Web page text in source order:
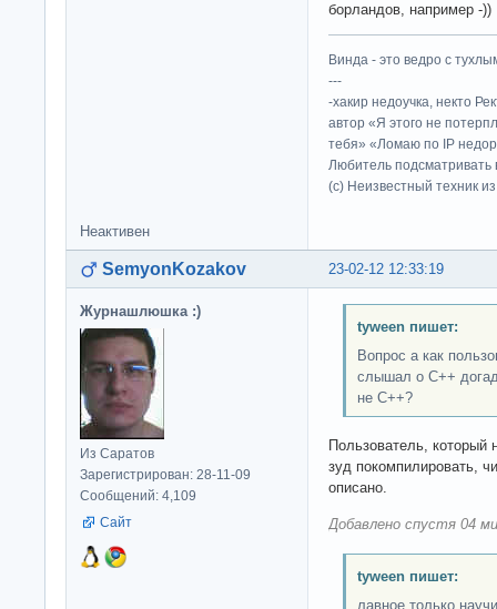
борландов, например -))
Винда - это ведро с
---
-хакир недоучка, некто
автор «Я этого не
тебя» «Ломаю по IP
Любитель подсматривать
(c) Неизвестный техник
Неактивен
23-02-12 12:33:19
SemyonKozakov
Журнашлюшка :)
Из Саратов
Зарегистрирован: 28-11-09
Сообщений: 4,109
Сайт
tyween пишет:
Вопрос а как
слышал о C++
не С++?
Пользователь, который
зуд покомпилировать,
описано.
Добавлено спустя 04
tyween пишет:
лавное только